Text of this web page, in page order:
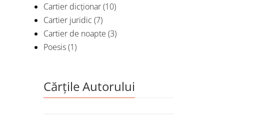
Cartier dicționar(10)
Cartier juridic (7)
Cartier de noapte (3)
Poesis(1)
Cărțile Autorului